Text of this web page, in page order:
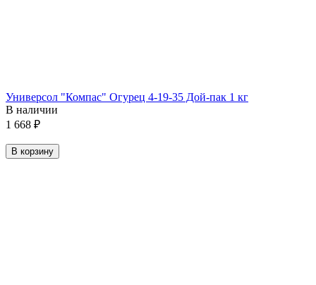
Универсол "Компас" Огурец 4-19-35 Дой-пак 1 кг
В наличии
1 668 ₽
В корзину